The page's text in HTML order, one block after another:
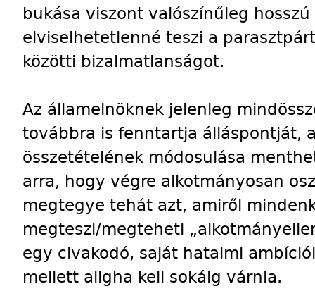
bukása viszont valószínűleg
elviselhetetlenné teszi a
közötti bizalmatlanságot.
Az államelnöknek jelenleg
továbbra is fenntartja álláspontját,
összetételének módosulása
arra, hogy végre alkotmányosan
megtegye tehát azt, amiről
megteszi/megteheti
egy civakodó, saját hatalmi
mellett aligha kell sokáig várnia.